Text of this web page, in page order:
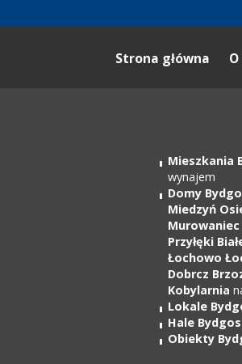
Strona główna
Mieszkania
wynajem
Domy
Miedzyń
Przyłęki
Łochowo
Dobrcz
Kobylarnia
Lokale
Hale
Obiekty